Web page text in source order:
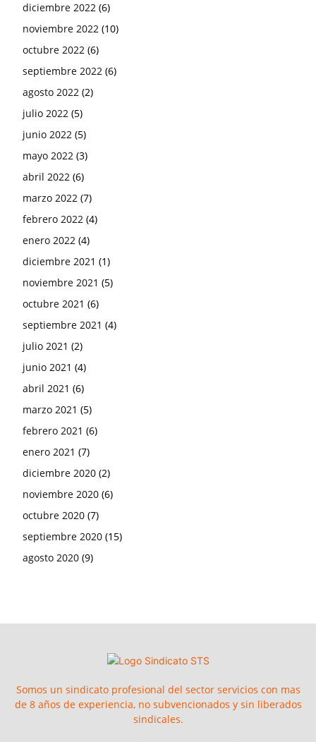
diciembre 2022 (6)
noviembre 2022 (10)
octubre 2022 (6)
septiembre 2022 (6)
agosto 2022 (2)
julio 2022 (5)
junio 2022 (5)
mayo 2022 (3)
abril 2022 (6)
marzo 2022 (7)
febrero 2022 (4)
enero 2022 (4)
diciembre 2021 (1)
noviembre 2021 (5)
octubre 2021 (6)
septiembre 2021 (4)
julio 2021 (2)
junio 2021 (4)
abril 2021 (6)
marzo 2021 (5)
febrero 2021 (6)
enero 2021 (7)
diciembre 2020 (2)
noviembre 2020 (6)
octubre 2020 (7)
septiembre 2020 (15)
agosto 2020 (9)
Somos un sindicato profesional del sector servicios con mas
de 8 años de experiencia, no subvencionados y sin liberados
sindicales.